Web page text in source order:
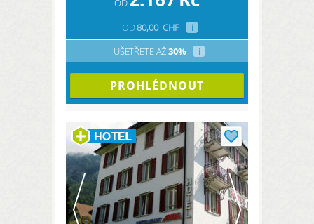
OD
OD80,00 CHF
i
UŠETŘETE AŽ30% i
PROHLÉDNOUT